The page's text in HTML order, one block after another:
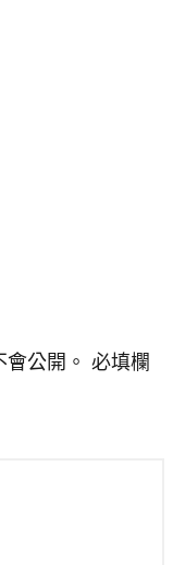
公開。 必填欄